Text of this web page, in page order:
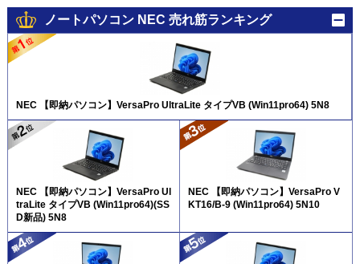
ノートパソコン NEC 売れ筋ランキング
NEC 【即納パソコン】VersaPro UltraLite タイプVB (Win11pro64) 5N8
NEC 【即納パソコン】VersaPro Ul
traLite タイプVB (Win11pro64)(SS
D新品) 5N8
NEC 【即納パソコン】VersaPro V
KT16/B-9 (Win11pro64) 5N10